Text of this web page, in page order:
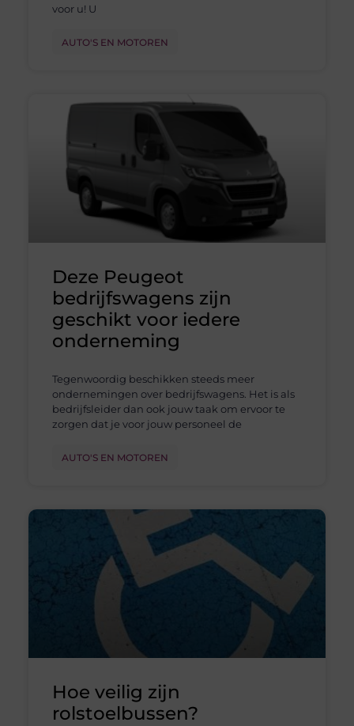
voor u! U
AUTO'S EN MOTOREN
Deze Peugeot
bedrijfswagens zijn
geschikt voor iedere
onderneming
Tegenwoordig beschikken steeds meer
ondernemingen over bedrijfswagens. Het is als
bedrijfsleider dan ook jouw taak om ervoor te
zorgen dat je voor jouw personeel de
AUTO'S EN MOTOREN
Hoe veilig zijn
rolstoelbussen?